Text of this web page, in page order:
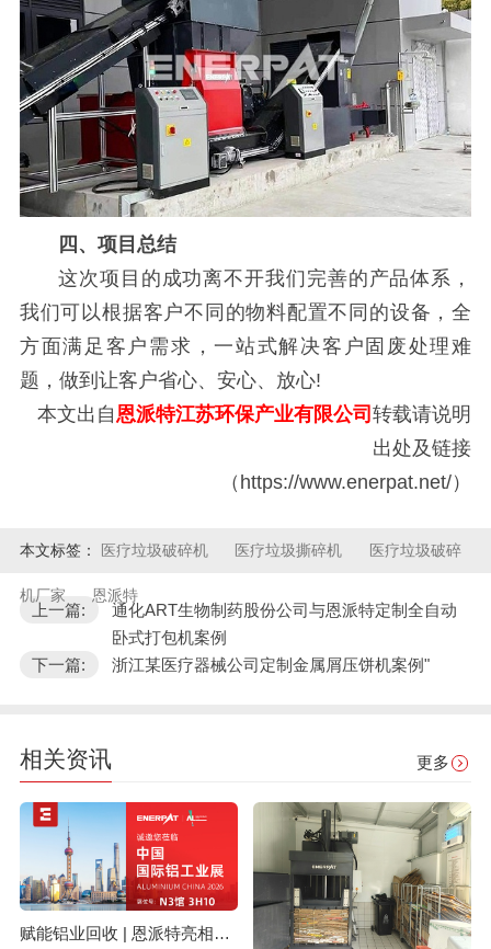
四、项目总结
这次项目的成功离不开我们完善的产品体系，
我们可以根据客户不同的物料配置不同的设备，全
方面满足客户需求，一站式解决客户固废处理难
题，做到让客户省心、安心、放心!
本文出自 恩派特江苏环保产业有限公司转载请说明
出处及链接
（https://www.enerpat.net/）
本文标签： 医疗垃圾破碎机 医疗垃圾撕碎机 医疗垃圾破碎
机厂家 恩派特
上一篇:
通化ART生物制药股份公司与恩派特定制全自动
卧式打包机案例
下一篇:
浙江某医疗器械公司定制金属屑压饼机案例"
相关资讯 更多
赋能铝业回收 | 恩派特亮相上海国际铝工业展